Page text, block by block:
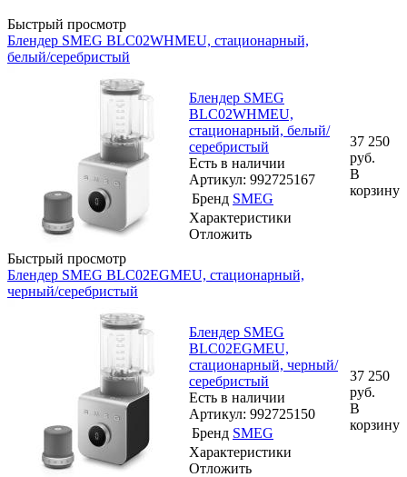
Быстрый просмотр
Блендер SMEG BLC02WHMEU, стационарный,
белый/серебристый
Быстрый просмотр
Блендер SMEG
BLC02WHMEU,
стационарный, белый/
серебристый
Есть в наличии
Артикул: 992725167
Бренд SMEG
Характеристики
Отложить
37 250
руб.
В
корзину
Блендер SMEG BLC02EGMEU, стационарный,
черный/серебристый
Блендер SMEG
BLC02EGMEU,
стационарный, черный/
серебристый
Есть в наличии
Артикул: 992725150
Бренд SMEG
Характеристики
Отложить
37 250
руб.
В
корзину